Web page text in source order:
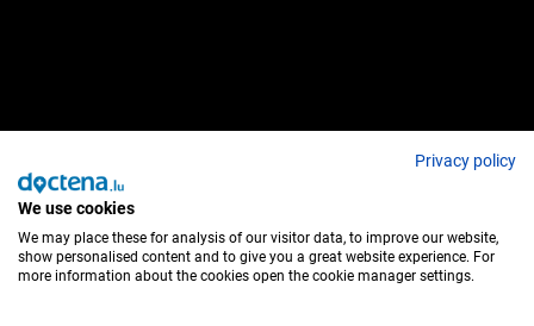
Privacy policy
We use cookies
We may place these for analysis of our visitor data, to improve our website,
show personalised content and to give you a great website experience. For
more information about the cookies open the cookie manager settings.